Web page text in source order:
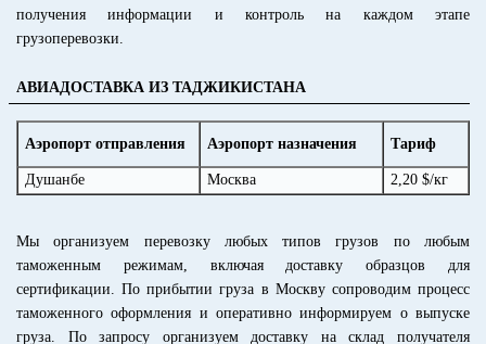
получения информации и контроль на каждом этапе
грузоперевозки.
АВИАДОСТАВКА ИЗ ТАДЖИКИСТАНА
Аэропорт отправления Аэропорт назначения Тариф
Душанбе Москва 2,20 $/кг
Мы организуем перевозку любых типов грузов по любым
таможенным режимам, включая доставку образцов для
сертификации. По прибытии груза в Москву сопроводим процесс
таможенного оформления и оперативно информируем о выпуске
груза. По запросу организуем доставку на склад получателя